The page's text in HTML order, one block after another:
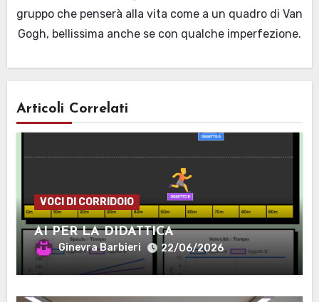
gruppo che penserà alla vita come a un quadro di Van
Gogh, bellissima anche se con qualche imperfezione.
Articoli Correlati
VOCI DI CORRIDOIO
AI PER LA DIDATTICA
Ginevra Barbieri 22/06/2026